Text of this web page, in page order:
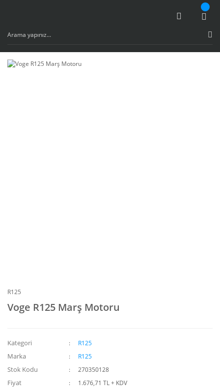
R125
Voge R125 Marş Motoru
Kategori R125
Marka R125
Stok Kodu 270350128
Fiyat
1.676,71 TL + KDV